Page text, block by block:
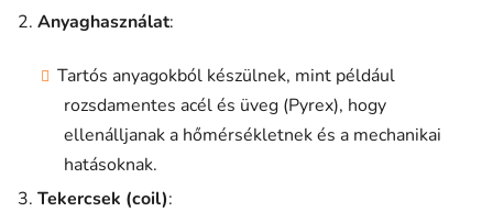
Anyaghasználat:
Tartós anyagokból készülnek, mint például
rozsdamentes acél és üveg (Pyrex), hogy
ellenálljanak a hőmérsékletnek és a mechanikai
hatásoknak.
Tekercsek (coil):